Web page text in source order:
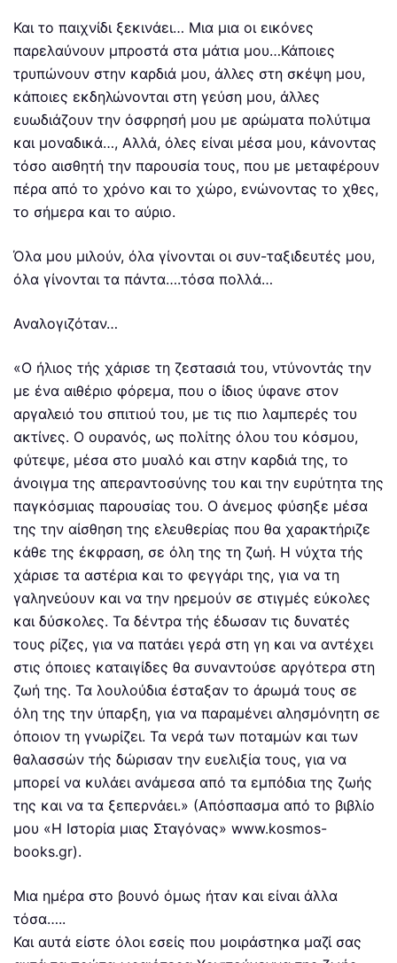
Και το παιχνίδι ξεκινάει… Μια μια οι εικόνες
παρελαύνουν μπροστά στα μάτια μου…Κάποιες
τρυπώνουν στην καρδιά μου, άλλες στη σκέψη μου,
κάποιες εκδηλώνονται στη γεύση μου, άλλες
ευωδιάζουν την όσφρησή μου με αρώματα πολύτιμα
και μοναδικά…, Αλλά, όλες είναι μέσα μου, κάνοντας
τόσο αισθητή την παρουσία τους, που με μεταφέρουν
πέρα από το χρόνο και το χώρο, ενώνοντας το χθες,
το σήμερα και το αύριο.
Όλα μου μιλούν, όλα γίνονται οι συν-ταξιδευτές μου,
όλα γίνονται τα πάντα….τόσα πολλά…
Αναλογιζόταν…
«Ο ήλιος τής χάρισε τη ζεστασιά του, ντύνοντάς την
με ένα αιθέριο φόρεμα, που ο ίδιος ύφανε στον
αργαλειό του σπιτιού του, με τις πιο λαμπερές του
ακτίνες. Ο ουρανός, ως πολίτης όλου του κόσμου,
φύτεψε, μέσα στο μυαλό και στην καρδιά της, το
άνοιγμα της απεραντοσύνης του και την ευρύτητα της
παγκόσμιας παρουσίας του. Ο άνεμος φύσηξε μέσα
της την αίσθηση της ελευθερίας που θα χαρακτήριζε
κάθε της έκφραση, σε όλη της τη ζωή. Η νύχτα τής
χάρισε τα αστέρια και το φεγγάρι της, για να τη
γαληνεύουν και να την ηρεμούν σε στιγμές εύκολες
και δύσκολες. Τα δέντρα τής έδωσαν τις δυνατές
τους ρίζες, για να πατάει γερά στη γη και να αντέχει
στις όποιες καταιγίδες θα συναντούσε αργότερα στη
ζωή της. Τα λουλούδια έσταξαν το άρωμά τους σε
όλη της την ύπαρξη, για να παραμένει αλησμόνητη σε
όποιον τη γνωρίζει. Τα νερά των ποταμών και των
θαλασσών τής δώρισαν την ευελιξία τους, για να
μπορεί να κυλάει ανάμεσα από τα εμπόδια της ζωής
της και να τα ξεπερνάει.» (Απόσπασμα από το βιβλίο
μου «Η Ιστορία μιας Σταγόνας» www.kosmos-
books.gr).
Μια ημέρα στο βουνό όμως ήταν και είναι άλλα
τόσα…..
Και αυτά είστε όλοι εσείς που μοιράστηκα μαζί σας